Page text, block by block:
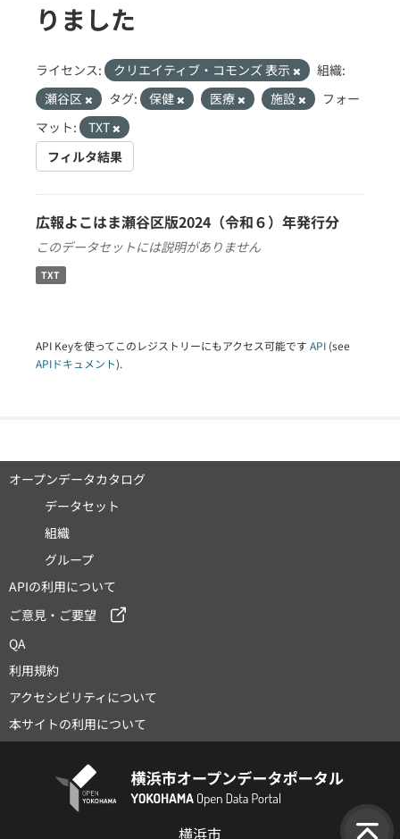
りました
ライセンス: クリエイティブ・コモンズ 表示
組織:
瀬谷区
タグ: 保健 医療 施設
フォー
マット:
TXT
フィルタ結果
広報よこはま瀬谷区版2024（令和６）年発行分
このデータセットには説明がありません
TXT
API Keyを使ってこのレジストリーにもアクセス可能です API (see
APIドキュメント).
オープンデータカタログ
データセット
組織
グループ
APIの利用について
ご意見・ご要望
QA
利用規約
アクセシビリティについて
本サイトの利用について
横浜市